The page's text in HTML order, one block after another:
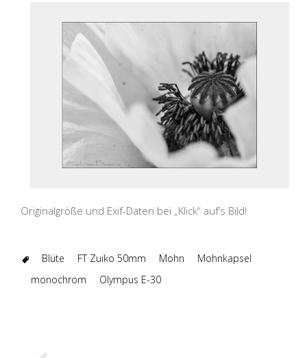
Originalgröße und Exif-Daten bei „Klick“ auf’s Bild!
Blüte FT Zuiko 50mm Mohn
Mohnkapsel
monochrom
Olympus E-30